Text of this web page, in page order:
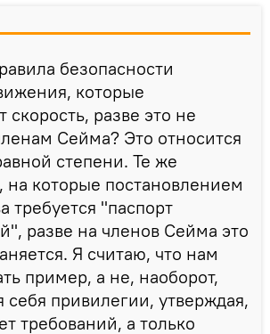
безопасности
которые
скорость, разве это не
Сейма? Это относится
степени. Те же
на которые постановлением
требуется "паспорт
разве на членов Сейма это
Я считаю, что нам
пример, а не, наоборот,
себя привилегии, утверждая,
требований, а только